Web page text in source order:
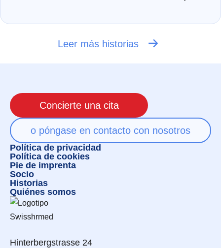
Leer más historias
Hinterbergstrasse 24
Socio
Historias
Quiénes somos
Política de privacidad
Política de cookies
Pie de imprenta
Concierte una cita
o póngase en contacto con nosotros